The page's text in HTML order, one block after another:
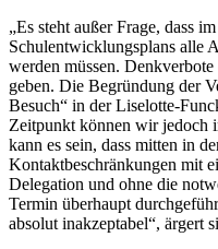
„Es steht außer Frage, dass
Schulentwicklungsplans alle
werden müssen.
geben. Die Begründung der
Besuch“ in der Liselotte-
Zeitpunkt können wir jedoch
kann es sein, dass mitten in
Kontaktbeschränkungen mit
Delegation und ohne die
Termin überhaupt
absolut inakzeptabel“, ärgert